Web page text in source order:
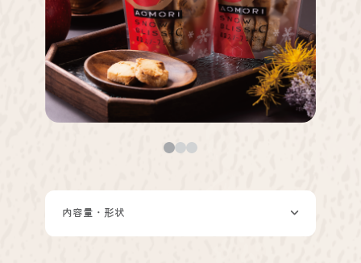
0 1 2
内容量・形状